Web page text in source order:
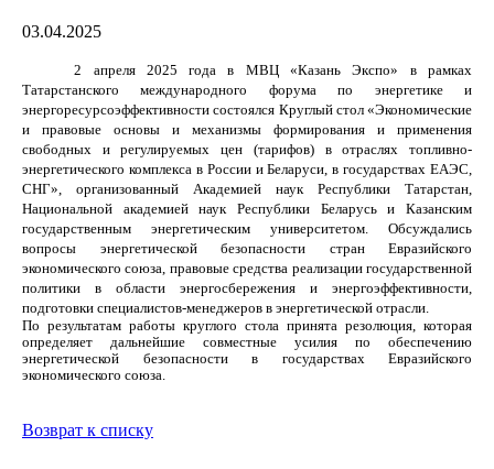
03.04.2025
2 апреля 2025 года в МВЦ «Казань Экспо» в рамках
Татарстанского международного форума по энергетике и
энергоресурсоэффективности состоялся Круглый стол «Экономические
и правовые основы и механизмы формирования и применения
свободных и регулируемых цен (тарифов) в отраслях топливно-
энергетического комплекса в России и Беларуси, в государствах ЕАЭС,
СНГ», организованный Академией наук Республики Татарстан,
Национальной академией наук Республики Беларусь и Казанским
государственным энергетическим университетом. Обсуждались
вопросы энергетической безопасности стран Евразийского
экономического союза, правовые средства реализации государственной
политики в области энергосбережения и энергоэффективности,
подготовки специалистов-менеджеров в энергетической отрасли.
По результатам работы круглого стола принята резолюция, которая
определяет дальнейшие совместные усилия по обеспечению
энергетической безопасности в государствах Евразийского
экономического союза.
Возврат к списку